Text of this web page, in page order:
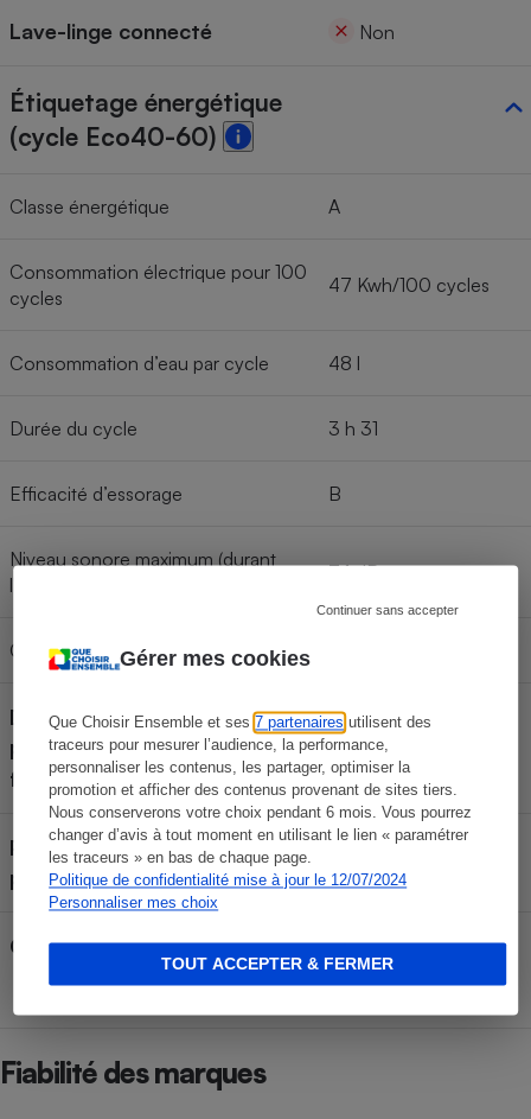
Gérer mes cookies
Que Choisir Ensemble et ses7 partenaires utilisent des
traceurs pour mesurer l’audience, la performance,
personnaliser les contenus, les partager, optimiser la
promotion et afficher des contenus provenant de sites tiers.
Nous conserverons votre choix pendant 6 mois. Vous pourrez
changer d’avis à tout moment en utilisant le lien « paramétrer
les traceurs » en bas de chaque page.
Politique de confidentialité mise à jour le 12/07/2024
Personnaliser mes choix
Continuer sans accepter
TOUT ACCEPTER & FERMER
Lave-linge connecté Non
Étiquetage énergétique
(cycle Eco40-60)
Classe énergétique A
Consommation électrique pour 100
cycles
47 Kwh/100 cycles
Consommation d’eau par cycle 48 l
Durée du cycle 3 h 31
Efficacité d’essorage B
Niveau sonore maximum (durant
l'essorage)
74 dB
Classe de niveau sonore
Durée de disponibilité des
pièces (déclarée par le
fabricant)
10 ans
Pays de fabrication (déclaré
par le fabricant)
Code EAN 8806096464458
Fiabilité des marques